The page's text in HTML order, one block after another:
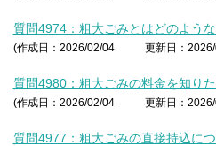
質問4974：粗大ごみとはどのような
(作成日：2026/02/04 更新日：
質問4980：粗大ごみの料金を知りた
(作成日：2026/02/04 更新日：
質問4977：粗大ごみの直接持込につ